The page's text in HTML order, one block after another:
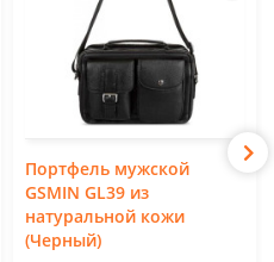
Портфель мужской
GSMIN GL39 из
натуральной кожи
(Черный)